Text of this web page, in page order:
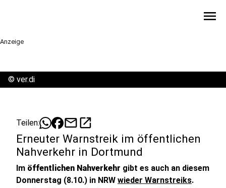
menu
Anzeige
© ver.di
Teilen: mailopen_in_new
Erneuter Warnstreik im öffentlichen
Nahverkehr in Dortmund
Im öffentlichen Nahverkehr gibt es auch an diesem
Donnerstag (8.10.) in NRW wieder Warnstreiks.